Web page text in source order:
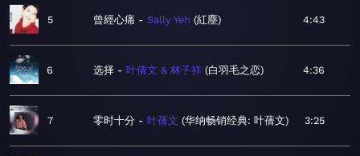
5 曾經心痛 Sally Yeh 紅塵 4:43
6 选择 叶倩文 & 林子祥 白羽毛之恋 4:36
7 零时十分 叶蒨文 华纳畅销经典: 叶蒨文 3:25